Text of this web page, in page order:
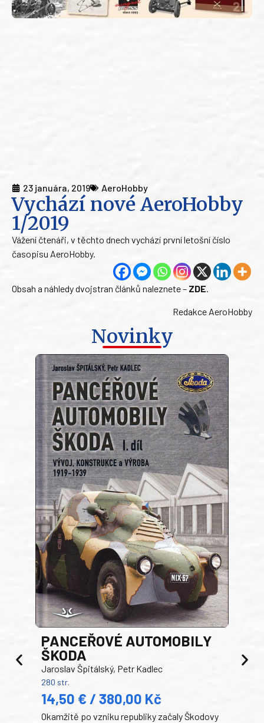
23 januára, 2019 AeroHobby
Vychází nové AeroHobby
1/2019
Vážení čtenáři, v těchto dnech vychází první letošní číslo
časopisu AeroHobby.
Obsah a náhledy dvojstran článků naleznete – ZDE.
Redakce AeroHobby
Novinky
PANCEŘOVÉ AUTOMOBILY
ŠKODA
Jaroslav Špitálský, Petr Kadlec
280 str.
14,50 € / 380,00 Kč
Okamžitě po vzniku republiky začaly Škodovy